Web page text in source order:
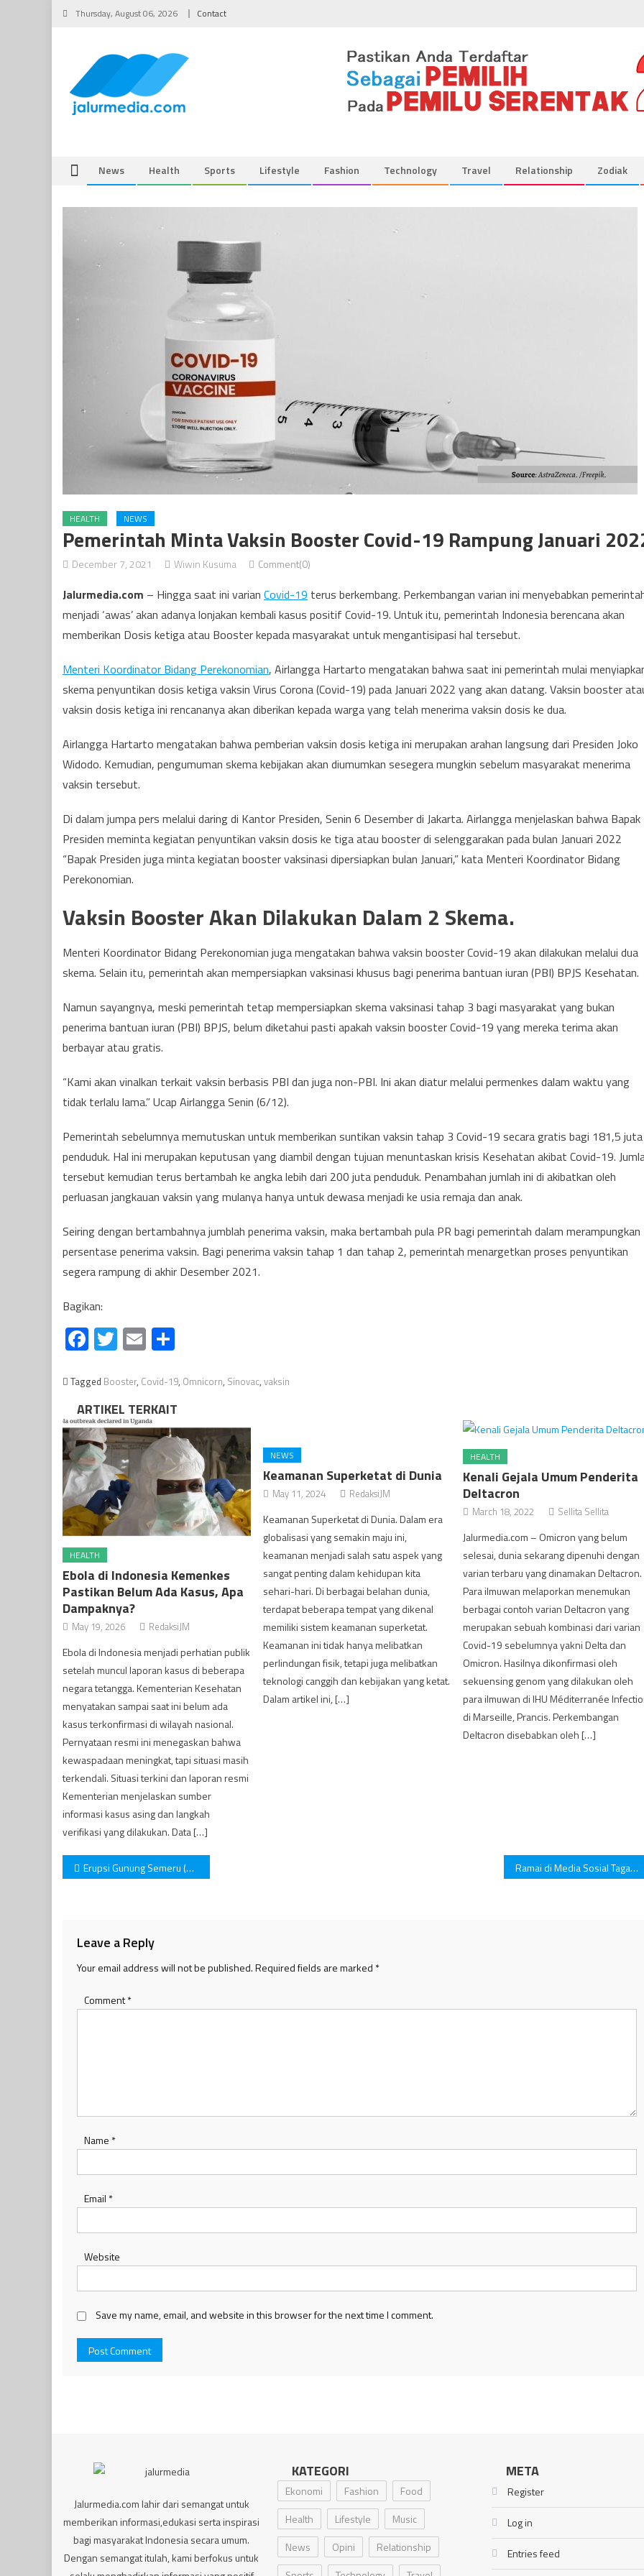
Skip
Thursday, August 06, 2026 Contact
News Health Sports Lifestyle Fashion Technology Travel Relationship Zodiak
HEALTH NEWS
Pemerintah Minta Vaksin Booster Covid-19 Rampung Januari
December 7, 2021 Wiwin Kusuma Comment(0)
Jalurmedia.com – Hingga saat ini varian Covid-19 terus berkembang. Perkembangan varian ini menyebabkan
menjadi ‘awas’ akan adanya lonjakan kembali kasus positif Covid-19. Untuk itu, pemerintah Indonesia berencana akan
memberikan Dosis ketiga atau Booster kepada masyarakat untuk mengantisipasi hal tersebut.
Menteri Koordinator Bidang Perekonomian, Airlangga Hartarto mengatakan bahwa saat ini pemerintah mulai
skema penyuntikan dosis ketiga vaksin Virus Corona (Covid-19) pada Januari 2022 yang akan datang. Vaksin booster
vaksin dosis ketiga ini rencananya akan diberikan kepada warga yang telah menerima vaksin dosis ke dua.
Airlangga Hartarto mengatakan bahwa pemberian vaksin dosis ketiga ini merupakan arahan langsung dari Presiden Joko
Widodo. Kemudian, pengumuman skema kebijakan akan diumumkan sesegera mungkin sebelum masyarakat menerima
vaksin tersebut.
Di dalam jumpa pers melalui daring di Kantor Presiden, Senin 6 Desember di Jakarta. Airlangga menjelaskan bahwa Bapak
Presiden meminta kegiatan penyuntikan vaksin dosis ke tiga atau booster di selenggarakan pada bulan Januari 2022
“Bapak Presiden juga minta kegiatan booster vaksinasi dipersiapkan bulan Januari,” kata Menteri Koordinator Bidang
Perekonomian.
Vaksin Booster Akan Dilakukan Dalam 2 Skema.
Menteri Koordinator Bidang Perekonomian juga mengatakan bahwa vaksin booster Covid-19 akan dilakukan melalui dua
skema. Selain itu, pemerintah akan mempersiapkan vaksinasi khusus bagi penerima bantuan iuran (PBI) BPJS Kesehatan.
Namun sayangnya, meski pemerintah tetap mempersiapkan skema vaksinasi tahap 3 bagi masyarakat yang bukan
penerima bantuan iuran (PBI) BPJS, belum diketahui pasti apakah vaksin booster Covid-19 yang mereka terima akan
berbayar atau gratis.
“Kami akan vinalkan terkait vaksin berbasis PBI dan juga non-PBI. Ini akan diatur melalui permenkes dalam waktu yang
tidak terlalu lama.” Ucap Airlangga Senin (6/12).
Pemerintah sebelumnya memutuskan untuk memberikan suntikan vaksin tahap 3 Covid-19 secara gratis bagi 181,5 juta
penduduk. Hal ini merupakan keputusan yang diambil dengan tujuan menuntaskan krisis Kesehatan akibat Covid-19.
tersebut kemudian terus bertambah ke angka lebih dari 200 juta penduduk. Penambahan jumlah ini di akibatkan oleh
perluasan jangkauan vaksin yang mulanya hanya untuk dewasa menjadi ke usia remaja dan anak.
Seiring dengan bertambahnya jumblah penerima vaksin, maka bertambah pula PR bagi pemerintah dalam merampungkan
persentase penerima vaksin. Bagi penerima vaksin tahap 1 dan tahap 2, pemerintah menargetkan proses penyuntikan
segera rampung di akhir Desember 2021.
Bagikan:
Facebook
Twitter
Email
Tagged Booster, Covid-19, Omnicorn, Sinovac, vaksin
ARTIKEL TERKAIT
HEALTH
Ebola di Indonesia Kemenkes
Pastikan Belum Ada Kasus, Apa
Dampaknya?
May 19, 2026 RedaksiJM
Ebola di Indonesia menjadi perhatian publik
setelah muncul laporan kasus di beberapa
negara tetangga. Kementerian Kesehatan
menyatakan sampai saat ini belum ada
kasus terkonfirmasi di wilayah nasional.
Pernyataan resmi ini menegaskan bahwa
kewaspadaan meningkat, tapi situasi masih
terkendali. Situasi terkini dan laporan resmi
Kementerian menjelaskan sumber
informasi kasus asing dan langkah
verifikasi yang dilakukan. Data […]
NEWS
Keamanan Superketat di Dunia
May 11, 2024 RedaksiJM
Keamanan Superketat di Dunia. Dalam era
globalisasi yang semakin maju ini,
keamanan menjadi salah satu aspek yang
sangat penting dalam kehidupan kita
sehari-hari. Di berbagai belahan dunia,
terdapat beberapa tempat yang dikenal
memiliki sistem keamanan superketat.
Keamanan ini tidak hanya melibatkan
perlindungan fisik, tetapi juga melibatkan
teknologi canggih dan kebijakan yang ketat.
Dalam artikel ini, […]
HEALTH
Kenali Gejala Umum Penderita
Deltacron
March 18, 2022 Sellita Sellita
Jalurmedia.com – Omicron yang belum
selesai, dunia sekarang dipenuhi dengan
varian terbaru yang dinamakan Deltacron.
Para ilmuwan melaporkan menemukan
berbagai contoh varian Deltacron yang
merupakan sebuah kombinasi dari varian
Covid-19 sebelumnya yakni Delta dan
Omicron. Hasilnya dikonfirmasi oleh
sekuensing genom yang dilakukan oleh
para ilmuwan di IHU Méditerranée
di Marseille, Prancis. Perkembangan
Deltacron disebabkan oleh […]
Post
Erupsi Gunung Semeru (6/12). 15 Orang Meninggal Dunia Ramai di Media Sosial Tagar Apresiasi untuk Atlet
Leave a Reply
Your email address will not be published.Required fields are marked *
Comment*
Name *
Email *
Website
Save my name, email, and website in this browser for the next time I comment.
Jalurmedia.com lahir dari semangat untuk
memberikan informasi,edukasi serta inspirasi
bagi masyarakat Indonesia secara umum.
Dengan semangat itulah, kami berfokus untuk
KATEGORI
Ekonomi Fashion
Food
Health
Lifestyle
Music
News
Opini
Relationship
META
Register
Log in
Entries feed